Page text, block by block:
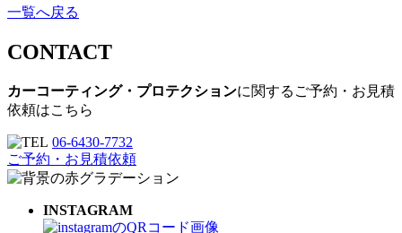
一覧へ戻る
CONTACT
カーコーティング・プロテクションに関するご予約・お見積
依頼はこちら
06-6430-7732
ご予約・お見積依頼
INSTAGRAM